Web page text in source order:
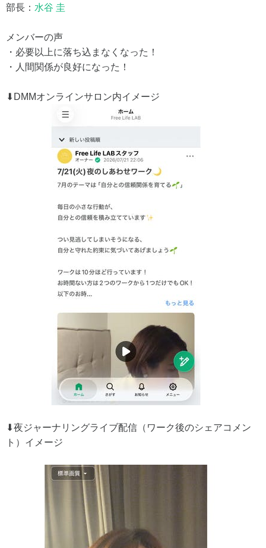
部長： 水谷 圭
メンバーの声
・必要以上に落ち込まなくなった！
・人間関係が良好になった！
⬇︎DMMオンラインサロン内イメージ
⬇︎夜ジャーナリングライブ配信（ワーク後のシェアコメン
ト）イメージ